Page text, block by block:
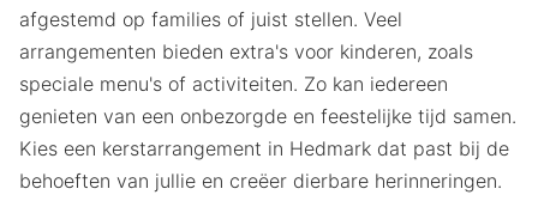
afgestemd op families of juist stellen. Veel
arrangementen bieden extra's voor kinderen, zoals
speciale menu's of activiteiten. Zo kan iedereen
genieten van een onbezorgde en feestelijke tijd samen.
Kies een kerstarrangement in Hedmark dat past bij de
behoeften van jullie en creëer dierbare herinneringen.